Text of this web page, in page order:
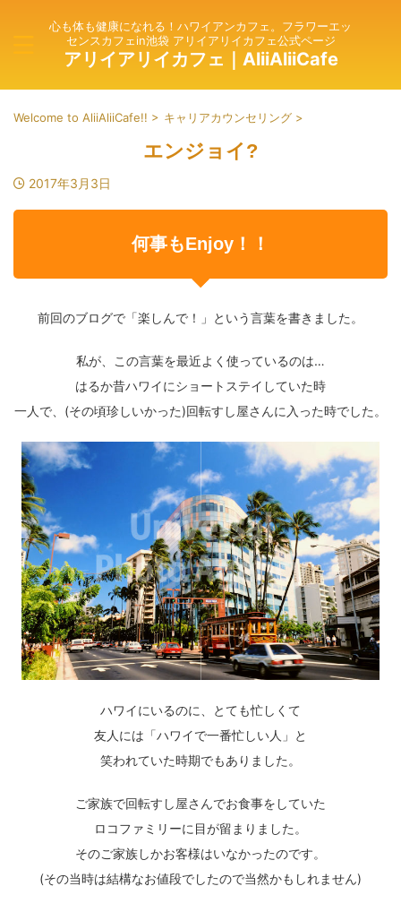
心も体も健康になれる！ハワイアンカフェ。フラワーエッ
センスカフェin池袋 アリイアリイカフェ公式ページ
アリイアリイカフェ｜AliiAliiCafe
Welcome to AliiAliiCafe!! > キャリアカウンセリング >
エンジョイ?
2017年3月3日
何事もEnjoy！！
前回のブログで「楽しんで！」という言葉を書きました。
私が、この言葉を最近よく使っているのは…
はるか昔ハワイにショートステイしていた時
一人で、(その頃珍しいかった)回転すし屋さんに入った時でした。
ハワイにいるのに、とても忙しくて
友人には「ハワイで一番忙しい人」と
笑われていた時期でもありました。
ご家族で回転すし屋さんでお食事をしていた
ロコファミリーに目が留まりました。
そのご家族しかお客様はいなかったのです。
(その当時は結構なお値段でしたので当然かもしれません)